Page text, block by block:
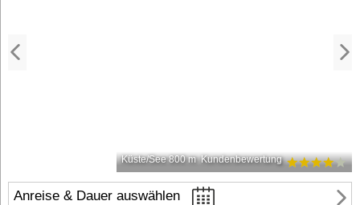
Küste/See 800 m Kundenbewertung
Anreise & Dauer auswählen